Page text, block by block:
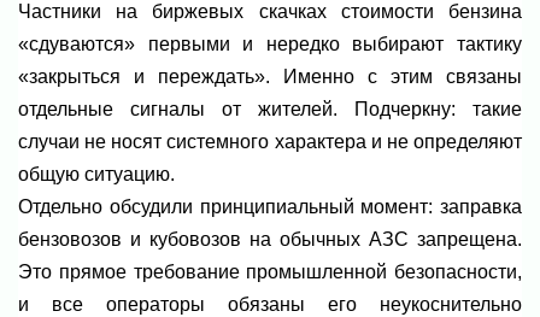
Частники на биржевых скачках стоимости бензина
«сдуваются» первыми и нередко выбирают тактику
«закрыться и переждать». Именно с этим связаны
отдельные сигналы от жителей. Подчеркну: такие
случаи не носят системного характера и не определяют
общую ситуацию.
Отдельно обсудили принципиальный момент: заправка
бензовозов и кубовозов на обычных АЗС запрещена.
Это прямое требование промышленной безопасности,
и все операторы обязаны его неукоснительно